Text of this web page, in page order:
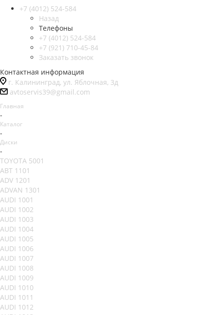
+7 (4012) 524-584
Назад
Телефоны
+7 (4012) 524-584
+7 (921) 710-45-84
Заказать звонок
Контактная информация
г. Калининград, ул. Яблочная, 3д
avtoservis39@gmail.com
Главная
-
Каталог
-
Диски
-
TOYOTA 5001
ABT 1101
ADV 1201
ADVAN 1301
AUDI 1001
AUDI 1002
AUDI 1003
AUDI 1004
AUDI 1005
AUDI 1006
AUDI 1007
AUDI 1008
AUDI 1009
AUDI 1010
AUDI 1011
AUDI 1012